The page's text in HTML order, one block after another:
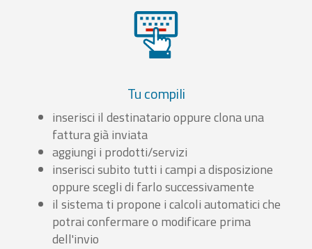
Tu compili
inserisci il destinatario oppure clona una
fattura già inviata
aggiungi i prodotti/servizi
inserisci subito tutti i campi a disposizione
oppure scegli di farlo successivamente
il sistema ti propone i calcoli automatici che
potrai confermare o modificare prima
dell'invio